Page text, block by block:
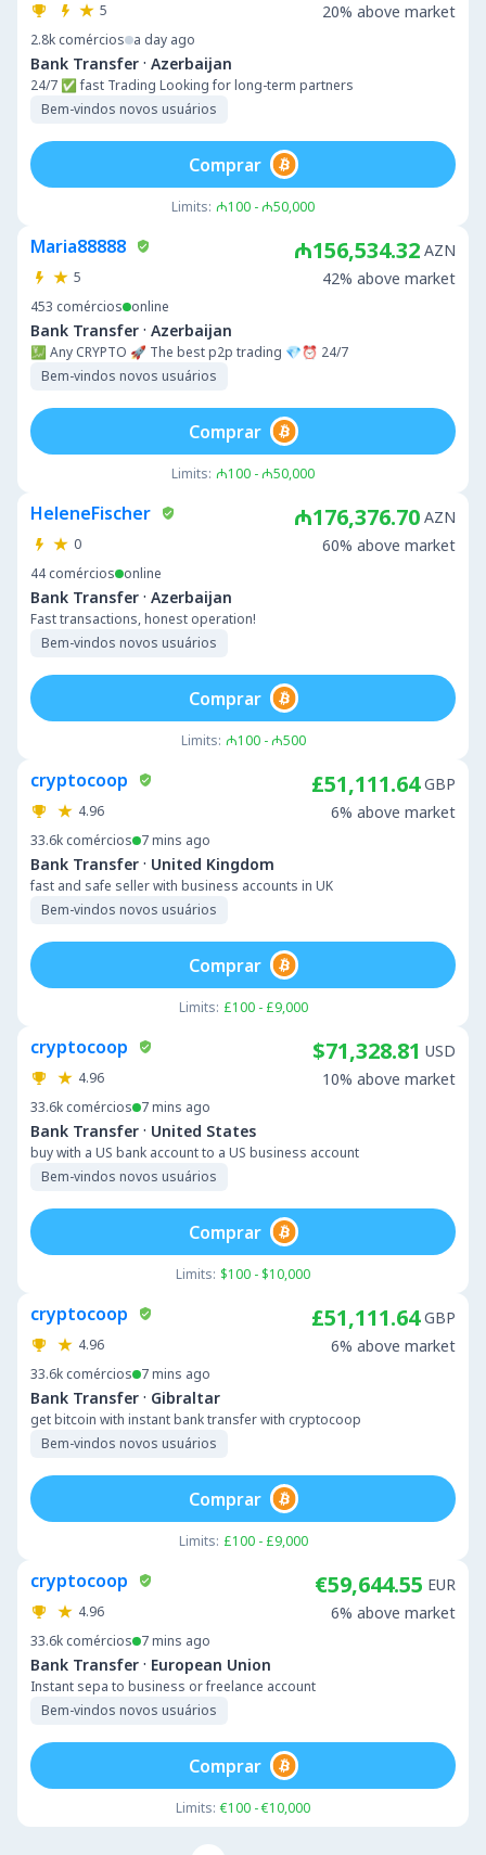
5
2.8k comércios a day ago
Bank Transfer · Azerbaijan
24/7 ✅ fast Trading Looking for long-term partners
Bem-vindos novos usuários
20% above market
Limits: ₼100 - ₼50,000
Comprar
Maria88888
5
453 comércios online
Bank Transfer · Azerbaijan
💹 Any CRYPTO 🚀 The best p2p trading 💎⏰ 24/7
Bem-vindos novos usuários
₼156,534.32 AZN
42% above market
Limits: ₼100 - ₼50,000
Comprar
HeleneFischer
0
44 comércios online
Bank Transfer · Azerbaijan
Fast transactions, honest operation!
Bem-vindos novos usuários
₼176,376.70 AZN
60% above market
Limits: ₼100 - ₼500
Comprar
cryptocoop
4.96
33.6k comércios 7 mins ago
Bank Transfer · United Kingdom
fast and safe seller with business accounts in UK
Bem-vindos novos usuários
£51,111.64 GBP
6% above market
Limits: £100 - £9,000
Comprar
cryptocoop
4.96
33.6k comércios 7 mins ago
Bank Transfer · United States
buy with a US bank account to a US business account
Bem-vindos novos usuários
$71,328.81 USD
10% above market
Limits: $100 - $10,000
Comprar
cryptocoop
4.96
33.6k comércios 7 mins ago
Bank Transfer · Gibraltar
get bitcoin with instant bank transfer with cryptocoop
Bem-vindos novos usuários
£51,111.64 GBP
6% above market
Limits: £100 - £9,000
Comprar
cryptocoop
4.96
33.6k comércios 7 mins ago
Bank Transfer · European Union
Instant sepa to business or freelance account
Bem-vindos novos usuários
€59,644.55 EUR
6% above market
Limits: €100 - €10,000
Comprar